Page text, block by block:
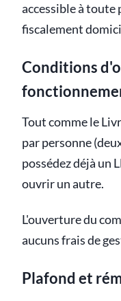
accessible à toute
fiscalement
Conditions
Tout comme le
par personne
possédez déjà un
ouvrir un autre.
L'ouverture du
aucuns frais de
Plafond et